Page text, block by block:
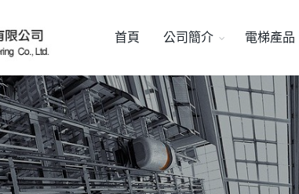
首頁 公司簡介 電梯產品